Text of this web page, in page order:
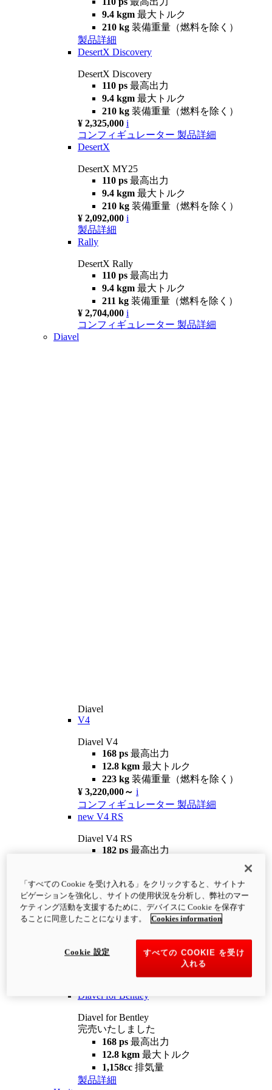
9.4 kgm 最大トルク
210 kg 装備重量（燃料を除く）
製品詳細
DesertX Discovery
DesertX Discovery
110 ps 最高出力
9.4 kgm 最大トルク
210 kg 装備重量（燃料を除く）
¥ 2,325,000 i
コンフィギュレーター 製品詳細
DesertX
DesertX MY25
110 ps 最高出力
9.4 kgm 最大トルク
210 kg 装備重量（燃料を除く）
¥ 2,092,000 i
製品詳細
Rally
DesertX Rally
110 ps 最高出力
9.4 kgm 最大トルク
211 kg 装備重量（燃料を除く）
¥ 2,704,000 i
コンフィギュレーター 製品詳細
Diavel
Diavel
V4
Diavel V4
168 ps 最高出力
12.8 kgm 最大トルク
223 kg 装備重量（燃料を除く）
¥ 3,220,000～ i
コンフィギュレーター 製品詳細
new V4 RS
Diavel V4 RS
182 ps 最高出力
¥4,400,000 i
コンフィギュレーター 製品詳細
newV4 RS 100
12.2 kgm
最大トルク
装備重量（燃料を除く）
Diavel for Bentley
Diavel for Bentley
完売いたしました
168 ps 最高出力
12.8 kgm 最大トルク
1,158cc 排気量
製品詳細
「すべての Cookie を受け入れる」をクリックすると、サイトナ
ビゲーションを強化し、サイトの使用状況を分析し、弊社のマー
ケティング活動を支援するために、デバイスに Cookie を保存す
ることに同意したことになります。
Cookies information
すべての COOKIE を受け
入れる
Cookie 設定